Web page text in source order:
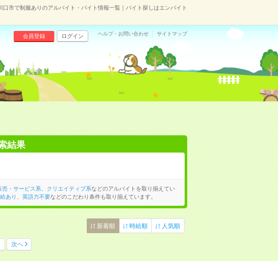
口市で制服ありのアルバイト・バイト情報一覧｜バイト探しはエンバイト
会員登録 ログイン ヘルプ・お問い合わせ サイトマップ
結果
売・サービス系 クリエイティブ系などのアルバイトを取り揃えてい
あり 英語力不要などのこだわり条件も取り揃えています。
新着順 時給順 人気順
次へ